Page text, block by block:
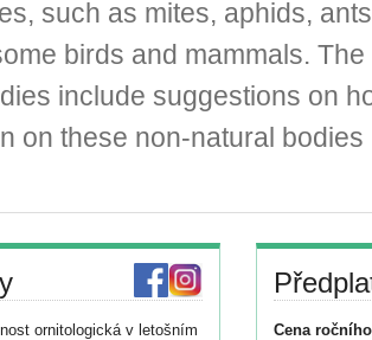
such as mites, aphids,
birds and mammals.
include suggestions on
on these non-natural
ornitologická v letošním
Cena